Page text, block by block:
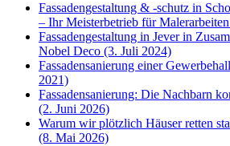
Fassadengestaltung & -schutz in
– Ihr Meisterbetrieb für
Fassadengestaltung in Jever in
Nobel Deco (3. Juli 2024)
Fassadensanierung einer
2021)
Fassadensanierung: Die Nachbarn
(2. Juni 2026)
Warum wir plötzlich Häuser retten
(8. Mai 2026)